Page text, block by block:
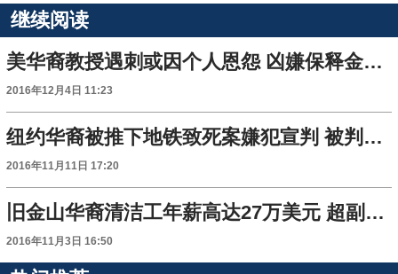
继续阅读
美华裔教授遇刺或因个人恩怨 凶嫌保释金百万美元
2016年12月4日 11:23
纽约华裔被推下地铁致死案嫌犯宣判 被判刑18年
2016年11月11日 17:20
旧金山华裔清洁工年薪高达27万美元 超副总统
2016年11月3日 16:50